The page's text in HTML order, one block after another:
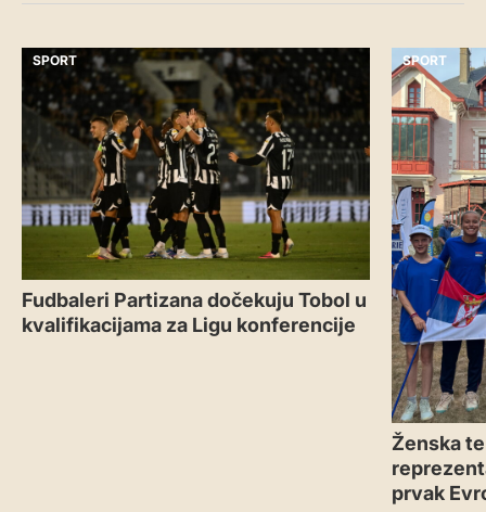
SPORT
Fudbaleri Partizana dočekuju Tobol u
kvalifikacijama za Ligu konferencije
SPORT
Ženska
prvak